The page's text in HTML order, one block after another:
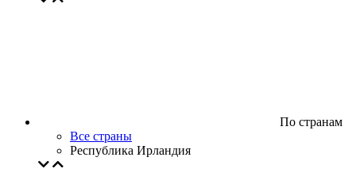
По странам
Все страны
Республика Ирландия